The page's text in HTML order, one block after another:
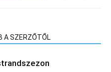
A SZERZŐTŐL